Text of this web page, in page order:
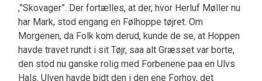
,”Skovager”. Der fortælles, at der, hvor Herluf Møller nu
har Mark, stod engang en Følhoppe tøjret. Om
Morgenen, da Folk kom derud, kunde de se, at Hoppen
havde travet rundt i sit Tøjr, saa alt Græs­set var borte,
den stod nu ganske rolig med Forbenene paa en Ulvs
Hals. Ulven havde bidt den i den ene Forhov, det